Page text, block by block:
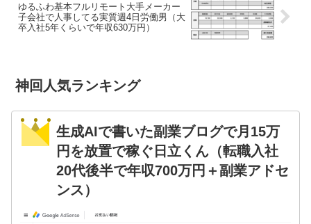
ゆるふわ基本フルリモート大手メーカー
子会社で人事してる実質週4日労働男（大
卒入社5年くらいで年収630万円）
神回人気ランキング
生成AIで書いた副業ブログで月15万
円を放置で稼ぐ日立くん（転職入社
20代後半で年収700万円＋副業アドセ
ンス）